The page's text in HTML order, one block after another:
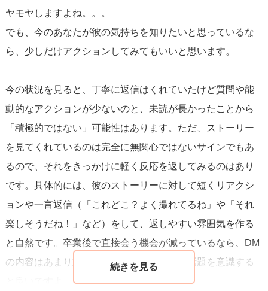
ヤモヤしますよね。。。
でも、今のあなたが彼の気持ちを知りたいと思っているな
ら、少しだけアクションしてみてもいいと思います。
今の状況を見ると、丁寧に返信はくれていたけど質問や能
動的なアクションが少ないのと、未読が長かったことから
「積極的ではない」可能性はあります。ただ、ストーリー
を見てくれているのは完全に無関心ではないサインでもあ
るので、それをきっかけに軽く反応を返してみるのはあり
です。具体的には、彼のストーリーに対して短くリアクシ
ョンや一言返信（「これどこ？よく撮れてるね」や「それ
楽しそうだね！」など）をして、返しやすい雰囲気を作る
と自然です。卒業後で直接会う機会が減っているなら、DM
の内容はあまり重くせず「気軽に話せる」話題を意識する